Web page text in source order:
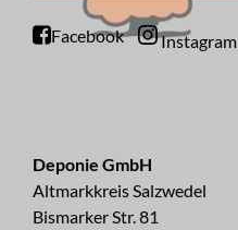
Facebook Instagram
Deponie GmbH
Altmarkkreis Salzwedel
Bismarker Str. 81